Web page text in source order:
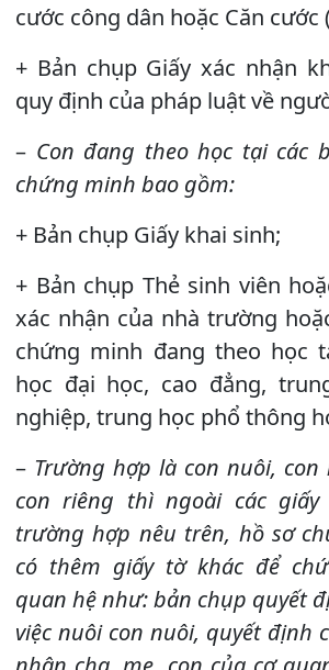
cước công dân hoặc Căn cước
+ Bản chụp Giấy xác nhận
quy định của pháp luật về
– Con đang theo học tại các
chứng minh bao gồm:
+ Bản chụp Giấy khai sinh;
+ Bản chụp Thẻ sinh viên
xác nhận của nhà trường
chứng minh đang theo học
học đại học, cao đẳng,
nghiệp, trung học phổ thông
– Trường hợp là con nuôi,
con riêng thì ngoài các
trường hợp nêu trên, hồ sơ
có thêm giấy tờ khác để
quan hệ như: bản chụp quyết
việc nuôi con nuôi, quyết định